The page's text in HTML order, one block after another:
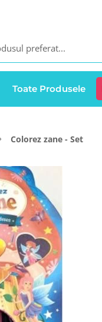
Toate Produsele
Colorez zane - Set